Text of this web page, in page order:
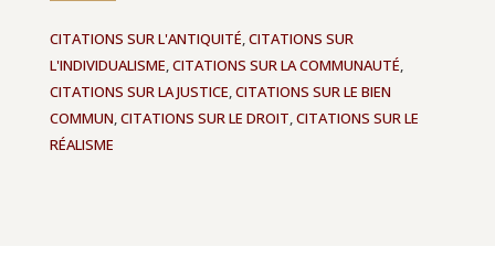
CITATIONS SUR L'ANTIQUITÉ,CITATIONS SUR
L'INDIVIDUALISME,CITATIONS SUR LA COMMUNAUTÉ,
CITATIONS SUR LA JUSTICE,CITATIONS SUR LE BIEN
COMMUN,CITATIONS SUR LE DROIT,CITATIONS SUR LE
RÉALISME